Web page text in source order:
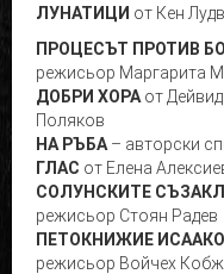
ЛУНАТИЦИ от Кен
ПРОЦЕСЪТ ПРОТИВ
режисьор Маргарита
ДОБРИ ХОРА от
Поляков
НА РЪБА – авторски
ГЛАС от Елена
СОЛУНСКИТЕ
режисьор Стоян Радев
ПЕТОКНИЖИЕ
режисьор Войчех